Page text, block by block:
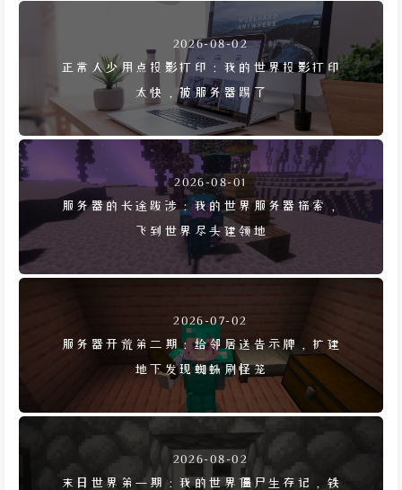
2026-08-02
正常人少用点投影打印：我的世界投影打印
太快，被服务器踢了
2026-08-01
服务器的长途跋涉：我的世界服务器探索，
飞到世界尽头建领地
2026-07-02
服务器开荒第二期：给邻居送告示牌，扩建
地下发现蜘蛛刷怪笼
2026-08-02
末日世界第一期：我的世界僵尸生存记，铁